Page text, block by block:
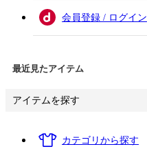
会員登録 / ログイン
最近見たアイテム
アイテムを探す
カテゴリから探す